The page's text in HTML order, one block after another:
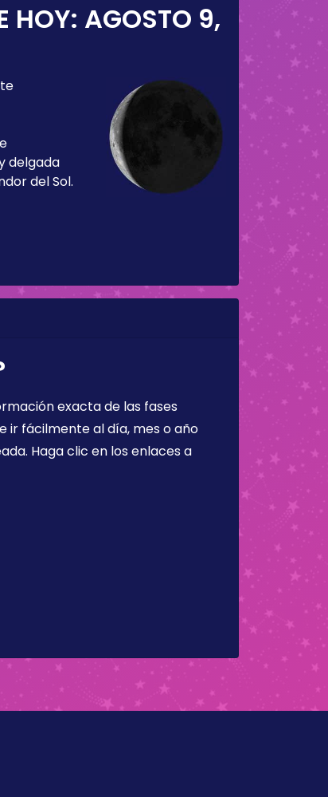
HOY: AGOSTO 9,
delgada
del Sol.
exacta de las fases
ir fácilmente al día, mes o año
Haga clic en los enlaces a